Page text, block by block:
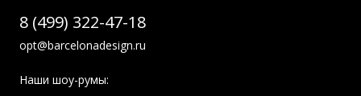
8 (499) 322-47-18
opt@barcelonadesign.ru
Наши шоу-румы: